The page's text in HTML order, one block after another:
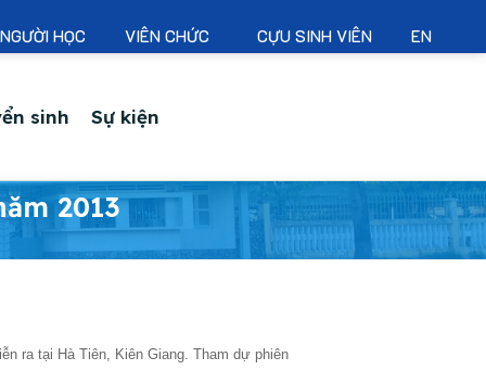
NGƯỜI HỌC VIÊN CHỨC CỰU SINH VIÊN EN
sinh Sự kiện
2013
ra tại Hà Tiên, Kiên Giang. Tham dự phiên